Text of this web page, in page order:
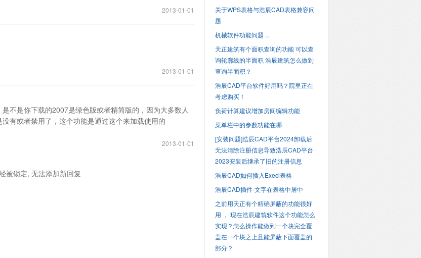
2013-01-01
2013-01-01
不是你下载的2007是绿色版或者精简版的，因为大多数人
有或者禁用了，这个功能是通过这个来加载使用的
2013-01-01
被锁定, 无法添加新回复
关于WPS表格与浩辰CAD表格兼容问
题
机械软件功能问题 ...
天正建筑有个面积查询的功能 可以查
询轮廓线的半面积 浩辰建筑怎么做到
查询半面积？
浩辰CAD平台软件好用吗？院里正在
考虑购买！
负荷计算建议增加房间编辑功能
菜单栏中的参数功能在哪
[安装问题]浩辰CAD平台2024卸载后
无法清除注册信息导致浩辰CAD平台
2023安装后继承了旧的注册信息
浩辰CAD如何插入Execl表格
浩辰CAD插件-文字在表格中居中
之前用天正有个精确屏蔽的功能很好
用 ， 现在浩辰建筑软件这个功能怎么
实现？怎么操作能做到一个块完全覆
盖在一个块之上且能屏蔽下面覆盖的
部分？